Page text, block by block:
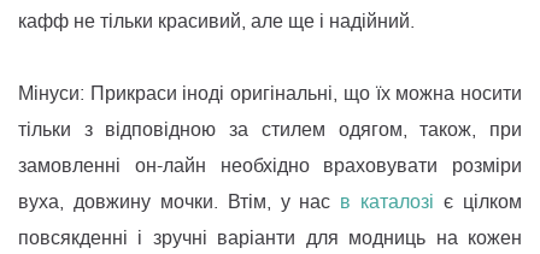
кафф не тільки красивий, але ще і надійний.
Мінуси: Прикраси іноді оригінальні, що їх можна носити
тільки з відповідною за стилем одягом, також, при
замовленні он-лайн необхідно враховувати розміри
вуха, довжину мочки. Втім, у нас в каталозі є цілком
повсякденні і зручні варіанти для модниць на кожен